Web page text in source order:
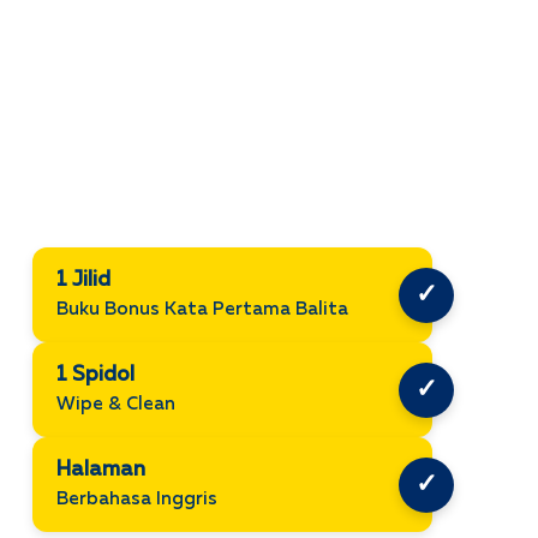
✓
1 Jilid
Buku Bonus Kata Pertama Balita
✓
1 Spidol
Wipe & Clean
✓
Halaman
Berbahasa Inggris